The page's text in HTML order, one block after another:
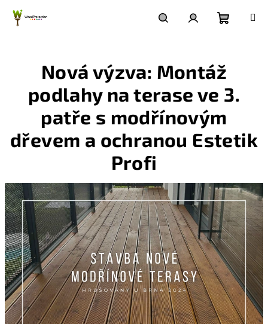
obsah
košík
Nová výzva: Montáž
podlahy na terase ve 3.
patře s modřínovým
dřevem a ochranou Estetik
Profi